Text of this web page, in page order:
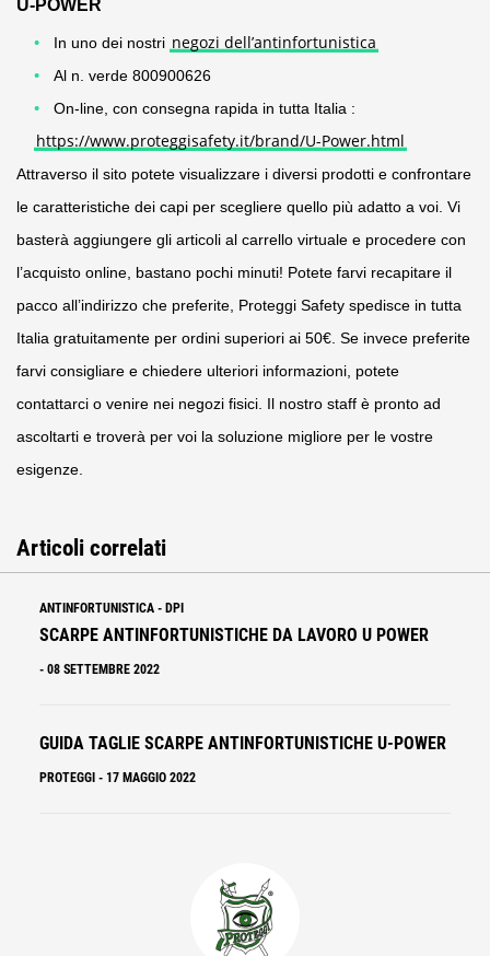
U-POWER
In uno dei nostri negozi dell’antinfortunistica
Al n. verde 800900626
On-line, con consegna rapida in tutta Italia :
https://www.proteggisafety.it/brand/U-Power.html
Attraverso il sito potete visualizzare i diversi prodotti e confrontare
le caratteristiche dei capi per scegliere quello più adatto a voi. Vi
basterà aggiungere gli articoli al carrello virtuale e procedere con
l’acquisto online, bastano pochi minuti! Potete farvi recapitare il
pacco all’indirizzo che preferite, Proteggi Safety spedisce in tutta
Italia gratuitamente per ordini superiori ai 50€. Se invece preferite
farvi consigliare e chiedere ulteriori informazioni, potete
contattarci o venire nei negozi fisici. Il nostro staff è pronto ad
ascoltarti e troverà per voi la soluzione migliore per le vostre
esigenze.
Articoli correlati
ANTINFORTUNISTICA - DPI
SCARPE ANTINFORTUNISTICHE DA LAVORO U POWER
- 08 SETTEMBRE 2022
GUIDA TAGLIE SCARPE ANTINFORTUNISTICHE U-POWER
PROTEGGI - 17 MAGGIO 2022